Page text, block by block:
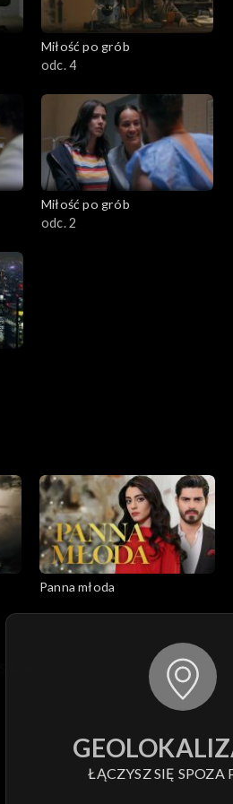
Miłość po grób
odc. 4
Miłość po grób
odc. 2
Panna młoda
ŁĄCZYSZ SIĘ SPOZA